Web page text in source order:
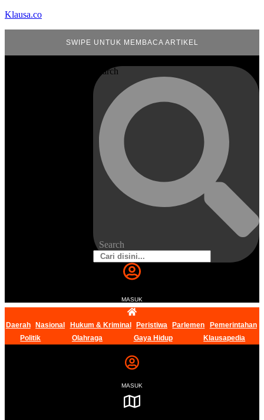
Klausa.co
SWIPE UNTUK MEMBACA ARTIKEL
Search
Search
MASUK
Daerah Nasional Hukum & Kriminal Peristiwa Parlemen
Pemerintahan
Politik
Olahraga Gaya Hidup Klausapedia
MASUK